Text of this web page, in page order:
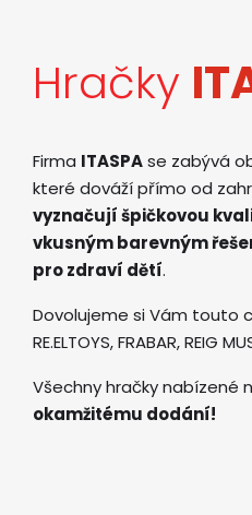
Hračky
Firma ITASPAse zabývá
které dováží přímo od
vyznačují špičkovou
vkusným barevným
pro zdraví dětí.
Dovolujeme si Vám touto
RE.ELTOYS, FRABAR, REIG
Všechny hračky nabízené
okamžitému dodání!